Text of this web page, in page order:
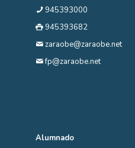
945393000
945393682
zaraobe@zaraobe.net
fp@zaraobe.net
Alumnado